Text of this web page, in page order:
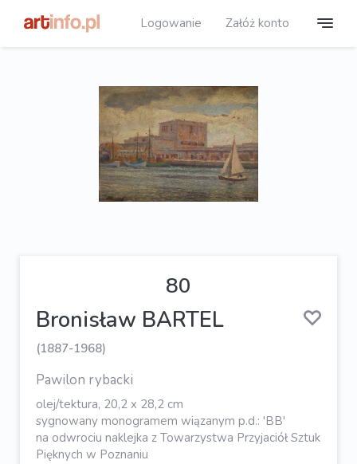
Logowanie Załóż konto
80
Bronisław BARTEL
(1887-1968)
Pawilon rybacki
olej/tektura, 20,2 x 28,2 cm
sygnowany monogramem wiązanym p.d.: 'BB'
na odwrociu naklejka z Towarzystwa Przyjaciół Sztuk
Pięknych w Poznaniu